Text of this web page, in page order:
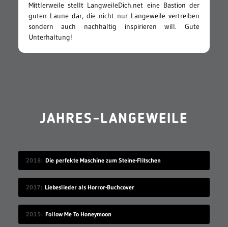
Mittlerweile stellt LangweileDich.net eine Bastion der
guten Laune dar, die nicht nur Langeweile vertreiben
sondern auch nachhaltig inspirieren will. Gute
Unterhaltung!
JAHRES-LANGEWEILE
2018 Die perfekte Maschine zum Steine-Flitschen
2017 Liebeslieder als Horror-Buchcover
2015 Follow Me To Honeymoon